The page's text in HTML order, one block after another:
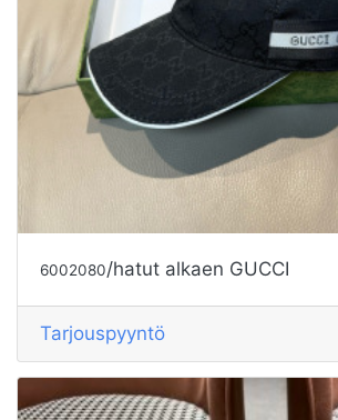
6002080/hatut alkaen GUCCI
Tarjouspyyntö